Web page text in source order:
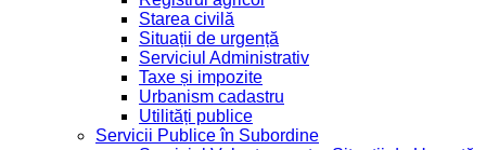
Starea civilă
Situații de urgență
Serviciul Administrativ
Taxe și impozite
Urbanism cadastru
Utilități publice
Servicii Publice în Subordine